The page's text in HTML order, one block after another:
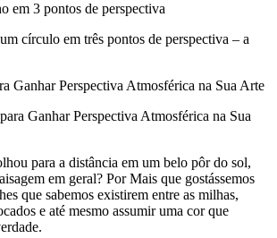
círculo em três pontos de perspectiva – a
Ganhar Perspectiva Atmosférica na Sua Arte
para a distância em um belo pôr do sol,
em geral? Por Mais que gostássemos
que sabemos existirem entre as milhas,
e até mesmo assumir uma cor que